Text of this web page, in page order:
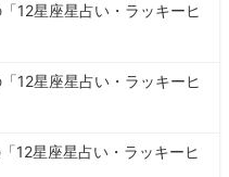
12星座星占い・ラッキーヒ
12星座星占い・ラッキーヒ
12星座星占い・ラッキーヒ